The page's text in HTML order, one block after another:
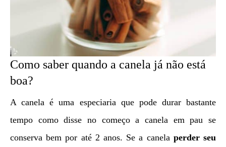
Como saber quando a canela já não está
boa?
A canela é uma especiaria que pode durar bastante
tempo como disse no começo a canela em pau se
conserva bem por até 2 anos. Se a canela perder seu